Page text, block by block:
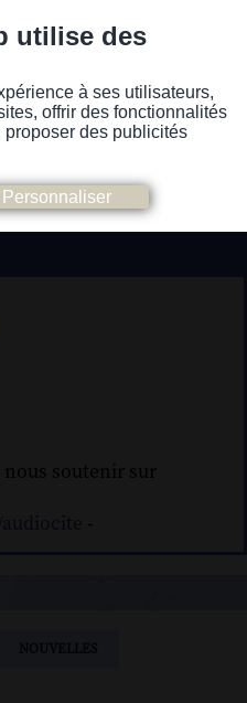
utilise des
à ses utilisateurs,
offrir des fonctionnalités
des publicités
voyantes ou non-voyantes
soutenir sur
-